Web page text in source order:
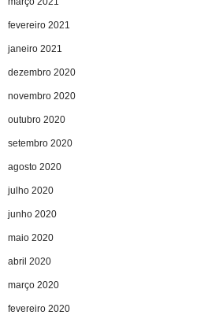
fevereiro 2021
janeiro 2021
dezembro 2020
novembro 2020
outubro 2020
setembro 2020
agosto 2020
julho 2020
junho 2020
maio 2020
abril 2020
março 2020
fevereiro 2020